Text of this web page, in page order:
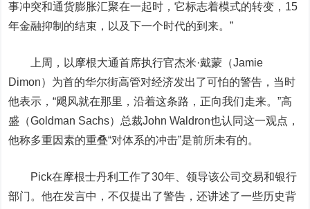
事冲突和通货膨胀汇聚在一起时，它标志着模式的转变，15
年金融抑制的结束，以及下一个时代的到来。”
上周，以摩根大通首席执行官杰米·戴蒙（Jamie
Dimon）为首的华尔街高管对经济发出了可怕的警告，当时
他表示，“飓风就在那里，沿着这条路，正向我们走来。”高
盛（Goldman Sachs）总裁John Waldron也认同这一观点，
他称多重因素的重叠“对体系的冲击”是前所未有的。
Pick在摩根士丹利工作了30年、领导该公司交易和银行
部门。他在发言中，不仅提出了警告，还讲述了一些历史背